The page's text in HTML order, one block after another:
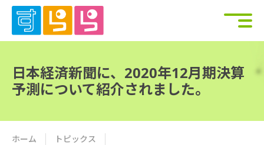
日本経済新聞に、2020年12月期決算
予測について紹介されました。
ホーム
トピックス